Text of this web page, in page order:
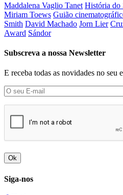
Maddalena Vaglio Tanet História do
Miriam Toews Guião
Smith David Machado Jorn Lier
Award Sándor
Subscreva a nossa Newsletter
E receba todas as novidades no seu
Ok
Siga-nos